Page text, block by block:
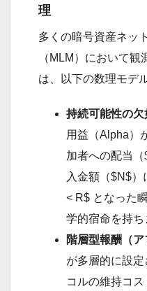
理
多くの暗号資産ネッ
（MLM）において
は、以下の数理モデ
持続可能性の欠
用益（Alpha）
加者への配当
入金額（$N$）
< R$ となった
学的宿命を持ち
階層型報酬（ア
が多層的に設
コルの維持コ